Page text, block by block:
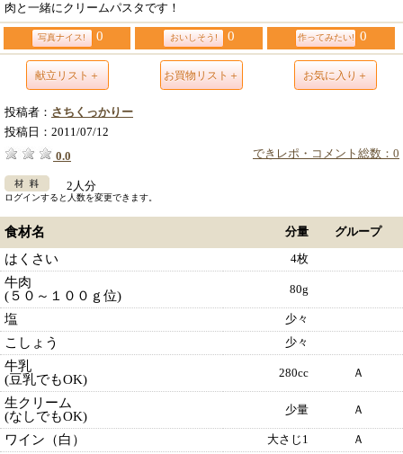
肉と一緒にクリームパスタです！
写真ナイス! 0 おいしそう! 0 作ってみたい! 0
献立リスト＋ お買物リスト＋ お気に入り＋
投稿者： さちくっかりー
投稿日： 2011/07/12
できレポ・コメント総数：0
0.0
2人分
ログインすると人数を変更できます。
食材名 分量 グループ
はくさい 4枚
牛肉
(５０～１００ｇ位)
80g
塩 少々
こしょう 少々
牛乳
(豆乳でもOK)
280cc Ａ
生クリーム
(なしでもOK)
少量 Ａ
ワイン（白） 大さじ1 Ａ